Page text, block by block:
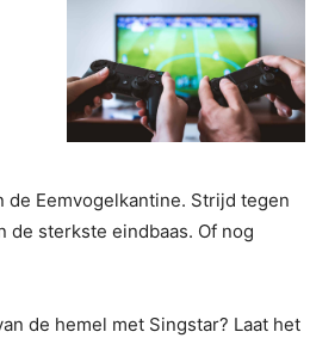
de Eemvogelkantine. Strijd tegen
sterkste eindbaas. Of nog
de hemel met Singstar? Laat het